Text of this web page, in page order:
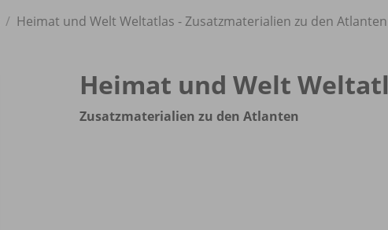
Heimat und Welt Weltatlas - Zusatzmaterialien zu den Atlanten
Heimat und Welt
Zusatzmaterialien zu den Atlanten